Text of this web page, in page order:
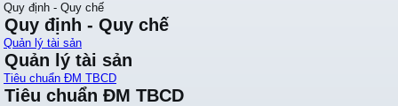
Quy định - Quy chế
Quy định - Quy chế
Quản lý tài sản
Quản lý tài sản
Tiêu chuẩn ĐM TBCD
Tiêu chuẩn ĐM TBCD